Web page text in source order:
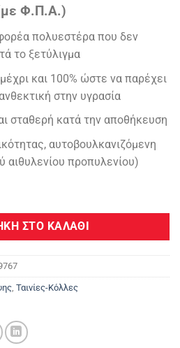
τρέχουσα
€.
Φ.Π.Α.)
πολυεστέρα που δεν
το ξετύλιγμα
και 100% ώστε να παρέχει
στην υγρασία
σταθερή κατά την αποθήκευση
αυτοβουλκανιζόμενη
αιθυλενίου προπυλενίου)
Συνδέσεων 23 - 19 mm x 9.15 m Χύμα
ΣΤΟ ΚΑΛΆΘΙ
Ταινίες-Κόλλες